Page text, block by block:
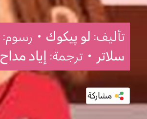
تأليف: لو پيكوك • رسوم:
سلاتر • ترجمة: إياد مداح
مشاركة